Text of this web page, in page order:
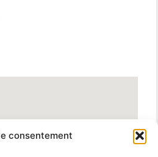
consentement